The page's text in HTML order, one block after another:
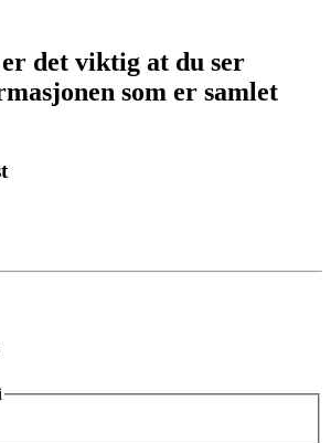
det viktig at du ser
som er samlet